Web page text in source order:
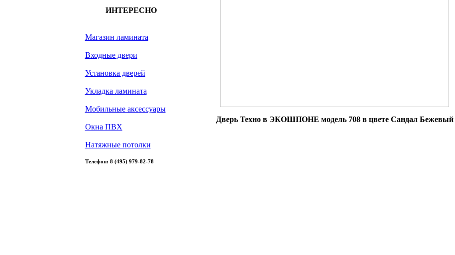
ИНТЕРЕСНО
Магазин ламината
Входные двери
Установка дверей
Укладка ламината
Мобильные аксессуары
Окна ПВХ
Натяжные потолки
Телефон: 8 (495) 979-82-78
Дверь Техно в ЭКОШПОНЕ модель 708 в цвете Сандал Бежевый